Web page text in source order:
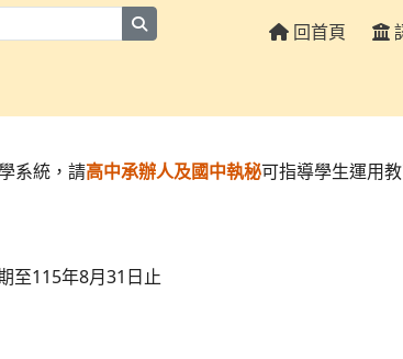
search 回首頁
上教學系統
系統，請高中承辦人及國中執秘可指導學生運用
至115年8月31日止